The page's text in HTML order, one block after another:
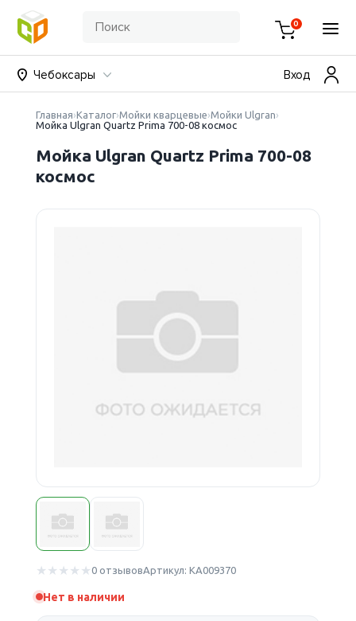
0
Чебоксары Вход
Главная Каталог Мойки кварцевые Мойки Ulgran
Мойка Ulgran Quartz Prima 700-08 космос
Мойка Ulgran Quartz Prima 700-08
космос
0 отзывовАртикул: КА009370
Нет в наличии